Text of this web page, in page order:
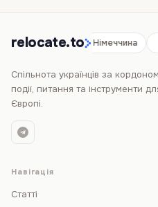
relocate.to
Іспанія Німеччина
Спільнота українців за
події, питання та інструменти
Європі.
Навігація
Статті